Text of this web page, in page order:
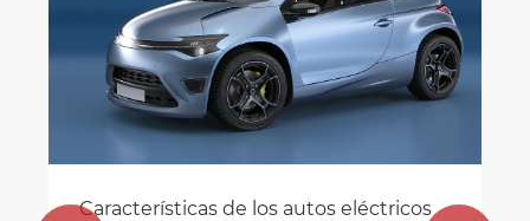
gasolina y el scooter eléctrico?
Ver más >>